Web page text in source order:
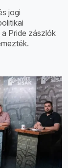
jogi
Pride zászlók